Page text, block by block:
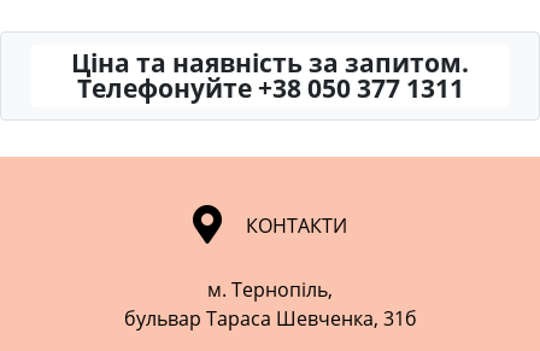
Ціна та наявність за запитом.
Телефонуйте +38 050 377 1311
КОНТАКТИ
м. Тернопіль,
​​​​​​​бульвар Тараса Шевченка, 31б